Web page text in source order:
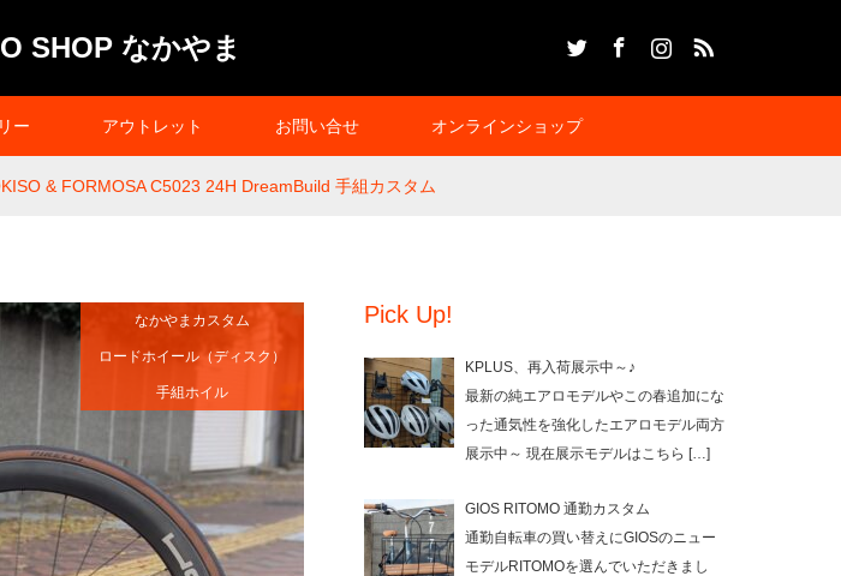
SHOP なかやま
ー アウトレット お問い合せ オンラインショップ
& FORMOSA C5023 24H DreamBuild 手組カスタム
なかやまカスタム
ロードホイール（ディスク）
手組ホイル
Pick Up!
KPLUS、再入荷展示中～♪
最新の純エアロモデルやこの春追加にな
った通気性を強化したエアロモデル両方
展示中～ 現在展示モデルはこちら […]
GIOS RITOMO 通勤カスタム
通勤自転車の買い替えにGIOSのニュー
モデルRITOMOを選んでいただきまし